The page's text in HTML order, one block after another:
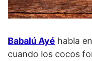
Babalú Ayé habla
cuando los cocos